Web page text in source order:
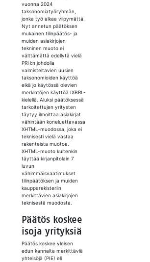
vuonna 2024
taksonomiatyöryhmän,
jonka työ alkaa viipymättä.
Nyt annetun päätöksen
mukainen tilinpäätös- ja
muiden asiakirjojen
tekninen muoto ei
välttämättä edellytä vielä
PRH:n johdolla
valmisteltavien uusien
taksonomioiden käyttöä
eikä jo käytössä olevien
merkintöjen käyttöä IXBRL-
kielellä. Aluksi päätöksessä
tarkoitettujen yritysten
täytyy ilmoittaa asiakirjat
vähintään koneluettavassa
XHTML-muodossa, joka ei
teknisesti vielä vastaa
rakenteista muotoa.
XHTML-muoto kuitenkin
täyttää kirjanpitolain 7
luvun
vähimmäisvaatimukset
tilinpäätöksen ja muiden
kaupparekisteriin
merkittävien asiakirjojen
teknisestä muodosta.
Päätös koskee
isoja yrityksiä
Päätös koskee yleisen
edun kannalta merkittäviä
yhteisöjä (PIE) eli